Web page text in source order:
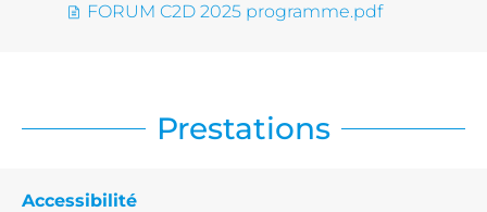
FORUM C2D 2025 programme.pdf
Prestations
Accessibilité